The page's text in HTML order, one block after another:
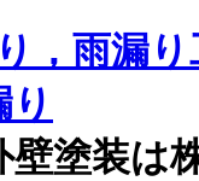
壁塗装は